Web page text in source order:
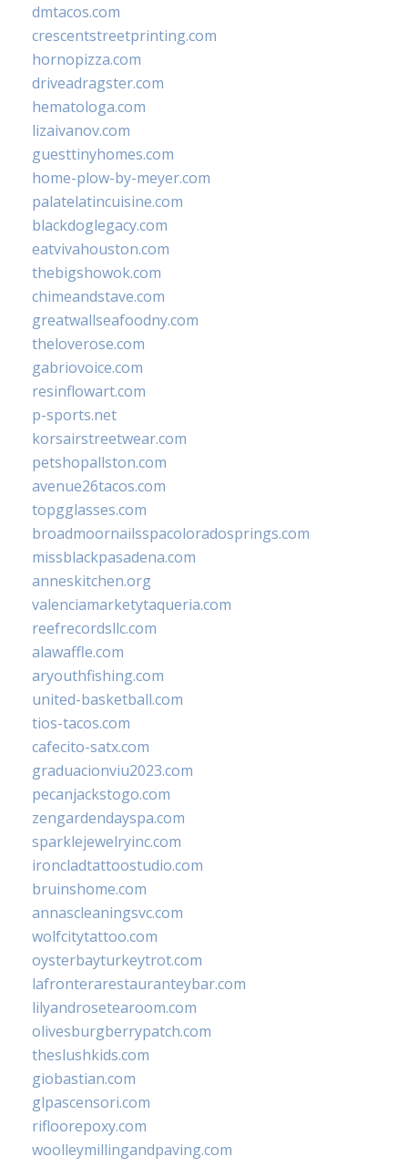
dmtacos.com
crescentstreetprinting.com
hornopizza.com
driveadragster.com
hematologa.com
lizaivanov.com
guesttinyhomes.com
home-plow-by-meyer.com
palatelatincuisine.com
blackdoglegacy.com
eatvivahouston.com
thebigshowok.com
chimeandstave.com
greatwallseafoodny.com
theloverose.com
gabriovoice.com
resinflowart.com
p-sports.net
korsairstreetwear.com
petshopallston.com
avenue26tacos.com
topgglasses.com
broadmoornailsspacoloradosprings.com
missblackpasadena.com
anneskitchen.org
valenciamarketytaqueria.com
reefrecordsllc.com
alawaffle.com
aryouthfishing.com
united-basketball.com
tios-tacos.com
cafecito-satx.com
graduacionviu2023.com
pecanjackstogo.com
zengardendayspa.com
sparklejewelryinc.com
ironcladtattoostudio.com
bruinshome.com
annascleaningsvc.com
wolfcitytattoo.com
oysterbayturkeytrot.com
lafronterarestauranteybar.com
lilyandrosetearoom.com
olivesburgberrypatch.com
theslushkids.com
giobastian.com
glpascensori.com
rifloorepoxy.com
woolleymillingandpaving.com